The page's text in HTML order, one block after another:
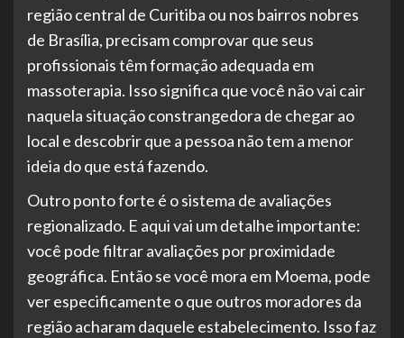
região central de Curitiba ou nos bairros nobres
de Brasília, precisam comprovar que seus
profissionais têm formação adequada em
massoterapia. Isso significa que você não vai cair
naquela situação constrangedora de chegar ao
local e descobrir que a pessoa não tem a menor
ideia do que está fazendo.
Outro ponto forte é o sistema de avaliações
regionalizado. E aqui vai um detalhe importante:
você pode filtrar avaliações por proximidade
geográfica. Então se você mora em Moema, pode
ver especificamente o que outros moradores da
região acharam daquele estabelecimento. Isso faz